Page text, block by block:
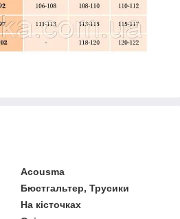
Acousma
Бюстгальтер, Трусики
На кісточках